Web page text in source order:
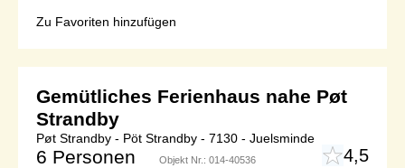
Zu Favoriten hinzufügen
Gemütliches Ferienhaus nahe Pøt
Strandby
Pøt Strandby - Pöt Strandby - 7130 - Juelsminde
6 Personen Objekt Nr.: 014-40536 4,5